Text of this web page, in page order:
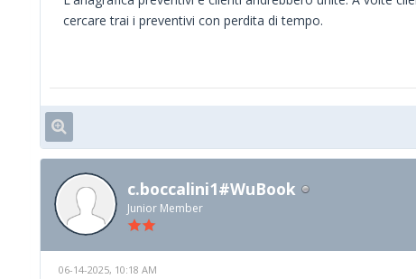
cercare trai i preventivi con perdita di tempo.
c.boccalini1#WuBook
Junior Member
06-14-2025, 10:18 AM